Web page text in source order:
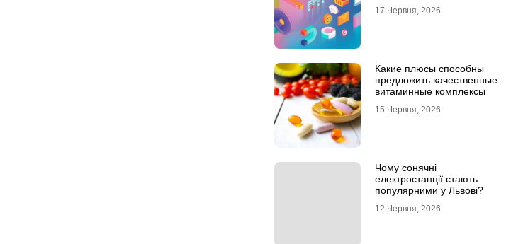
17 Червня, 2026
Какие плюсы способны
предложить качественные
витаминные комплексы
15 Червня, 2026
Чому сонячні
електростанції стають
популярними у Львові?
12 Червня, 2026